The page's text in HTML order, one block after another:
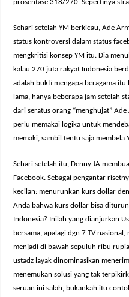
prosentase 318/270. Sepertinya
Sehari setelah YM berkicau, Ade
status kontroversi dalam status
mengkritisi konsep YM itu. Dia
kalau 270 juta rakyat Indonesia
adalah bukti mengapa beragama
lama, hanya beberapa jam setelah
dari seratus orang “menghujat”
perlu memakai logika untuk
memaki, sambil tentu saja membela
Sehari setelah itu, Denny JA
Facebook. Sebagai pengantar
kecilan: menurunkan kurs dollar
Anda bahwa kurs dollar bisa
Indonesia? Inilah yang dianjurkan
bersama, apalagi dgn 7 TV
menjadi di bawah sepuluh ribu
ustadz layak dinominasikan
menemukan solusi yang tak
seruan ini salah, bukankah itu